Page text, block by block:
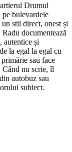
Drumul
bulevardele
stil direct, onest și
documentează
autentice și
la egal la egal cu
sau face
nu scrie, îl
autobuz sau
subiect.